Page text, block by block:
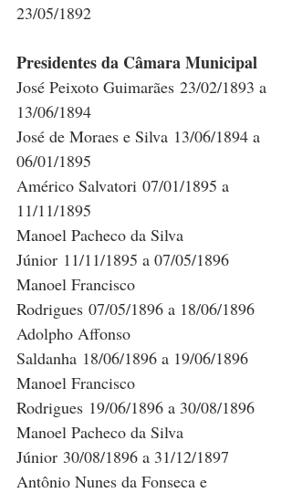
23/05/1892
Presidentes da Câmara Municipal
José Peixoto Guimarães 23/02/1893 a
13/06/1894
José de Moraes e Silva 13/06/1894 a
06/01/1895
Américo Salvatori 07/01/1895 a
11/11/1895
Manoel Pacheco da Silva
Júnior 11/11/1895 a 07/05/1896
Manoel Francisco
Rodrigues 07/05/1896 a 18/06/1896
Adolpho Affonso
Saldanha 18/06/1896 a 19/06/1896
Manoel Francisco
Rodrigues 19/06/1896 a 30/08/1896
Manoel Pacheco da Silva
Júnior 30/08/1896 a 31/12/1897
Antônio Nunes da Fonseca e